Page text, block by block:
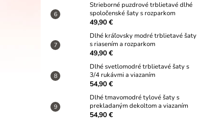
Strieborné puzdrové trblietavé dlhé
spoločenské šaty s rozparkom
49,90 €
Dlhé kráľovsky modré trblietavé šaty
s riasením a rozparkom
49,90 €
Dlhé svetlomodré trblietavé šaty s
3/4 rukávmi a viazaním
54,90 €
Dlhé tmavomodré tylové šaty s
prekladaným dekoltom a viazaním
54,90 €